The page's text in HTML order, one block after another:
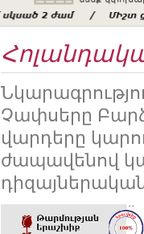
Չափսերը
վարդերը
ժապավենով